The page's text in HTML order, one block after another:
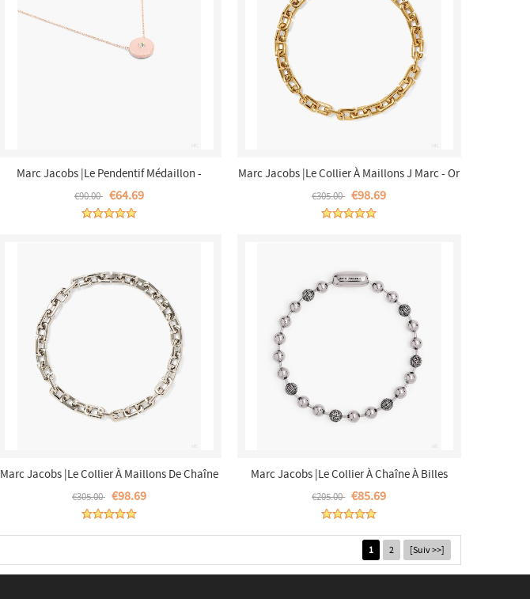
Marc Jacobs |Le Pendentif Médaillon -
Sable/or Rose |France Outlet
€90.00 €64.69
Marc Jacobs |Le Collier À Maillons J Marc - Or
|France Outlet
€305.00 €98.69
Marc Jacobs |Le Collier À Maillons De Chaîne
J Marc - Argent |France Outlet
€305.00 €98.69
Marc Jacobs |Le Collier À Chaîne À Billes
Monogram - Argent Vieilli Clair |France Outlet
€205.00 €85.69
1 2 [Suiv >>]